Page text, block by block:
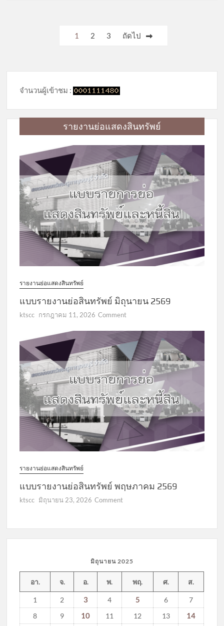
เพื่อ
เหลือ
ประกัน
2568
1 2 3 ถัดไป
จำนวนผู้เข้าชม :
รายงานย่อแสดงสินทรัพย์
รายงานย่อแสดงสินทรัพย์
แบบรายงานย่อสินทรัพย์ มิถุนายน 2569
ktscc กรกฎาคม 11, 2026 Commenton
รายงาน
สินทรัพย์
มิถุนายน
2569
รายงานย่อแสดงสินทรัพย์
แบบรายงานย่อสินทรัพย์ พฤษภาคม 2569
ktscc มิถุนายน 23, 2026 Commenton
2569
มิถุนายน 2025
อา. จ. อ. พ. พฤ. ศ. ส.
1 2 3 4 5 6
7
8
9 10 11 12 13 14